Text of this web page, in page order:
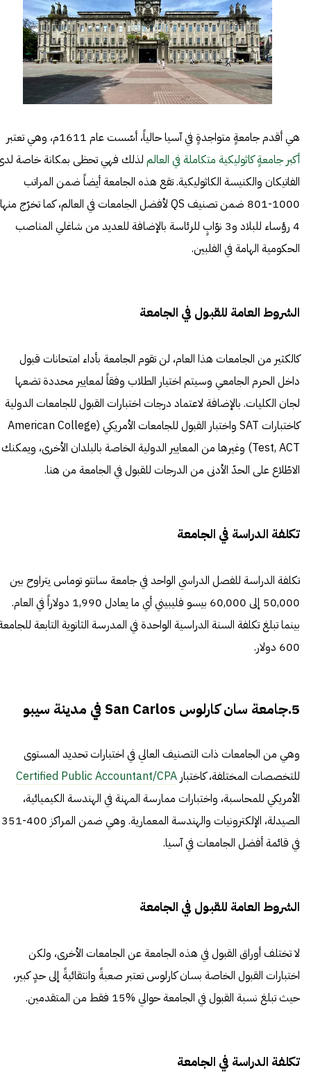
هي أقدم جامعةٍ متواجدةٍ في آسيا حالياً، أسّست عام 1611م، وهي تعتبر
أكبر جامعةٍ كاثوليكية متكاملة في العالم لذلك فهي تحظى بمكانة خاصة
الفاتيكان والكنيسة الكاثوليكية. تقع هذه الجامعة أيضاً ضمن المراتب
1000-801 ضمن تصنيف QS لأفضل الجامعات في العالم، كما تخرّج منها
4 رؤساء للبلاد و3 نوّابٍ للرئاسة بالإضافة للعديد من شاغلي المناصب
الحكومية الهامة في الفلبين.
الشروط العامة للقبول في الجامعة
كالكثير من الجامعات هذا العام، لن تقوم الجامعة بأداء امتحانات قبول
داخل الحرم الجامعي وسيتم اختيار الطلاب وفقاً لمعايير محددة تضعها
لجان الكليات. بالإضافة لاعتماد درجات اختبارات القبول للجامعات الدولية
كاختبارات SAT واختبار القبول للجامعات الأمريكي (American College
Test, ACT) وغيرها من المعايير الدولية الخاصة بالبلدان الأخرى، ويمكنك
الاطّلاع على الحدّ الأدنى من الدرجات للقبول في الجامعة من هنا.
تكلفة الدراسة في الجامعة
تكلفة الدراسة للفصل الدراسي الواحد في جامعة سانتو توماس يتراوح بين
50,000 إلى 60,000 بيسو فليبيني أي ما يعادل 1,990 دولاراً في العام.
بينما تبلغ تكلفة السنة الدراسية الواحدة في المدرسة الثانوية التابعة
600 دولار.
5.جامعة سان كارلوس San Carlos في مدينة سيبو
وهي من الجامعات ذات التصنيف العالي في اختبارات تحديد المستوى
للتخصصات المختلفة، كاختبار Certified Public Accountant/CPA
الأمريكي للمحاسبة، واختبارات ممارسة المهنة في الهندسة الكيميائية،
الصيدلة، الإلكترونيات والهندسة المعمارية. وهي ضمن المراكز 400-351
في قائمة أفضل الجامعات في آسيا.
الشروط العامة للقبول في الجامعة
لا تختلف أوراق القبول في هذه الجامعة عن الجامعات الأخرى، ولكن
اختبارات القبول الخاصة بسان كارلوس تعتبر صعبةً وانتقائيةً إلى حدٍ كبير،
حيث تبلغ نسبة القبول في الجامعة حوالي %15 فقط من المتقدمين.
تكلفة الدراسة في الجامعة